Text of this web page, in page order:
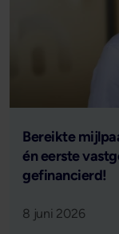
Lees verder
Bereikte
én eerste
gefinancierd!
8 juni 2026